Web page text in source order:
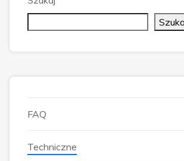
FAQ
Techniczne